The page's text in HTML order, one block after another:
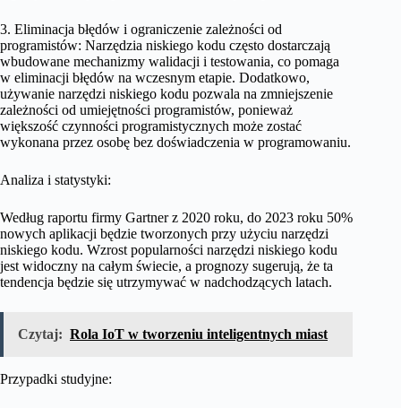
3. Eliminacja błędów i ograniczenie zależności od
programistów: Narzędzia niskiego kodu często dostarczają
wbudowane mechanizmy walidacji i testowania, co pomaga
w eliminacji błędów na wczesnym etapie. Dodatkowo,
używanie narzędzi niskiego kodu pozwala na zmniejszenie
zależności od umiejętności programistów, ponieważ
większość czynności programistycznych może zostać
wykonana przez osobę bez doświadczenia w programowaniu.
Analiza i statystyki:
Według raportu firmy Gartner z 2020 roku, do 2023 roku 50%
nowych aplikacji będzie tworzonych przy użyciu narzędzi
niskiego kodu. Wzrost popularności narzędzi niskiego kodu
jest widoczny na całym świecie, a prognozy sugerują, że ta
tendencja będzie się utrzymywać w nadchodzących latach.
Czytaj: Rola IoT w tworzeniu inteligentnych miast
Przypadki studyjne: